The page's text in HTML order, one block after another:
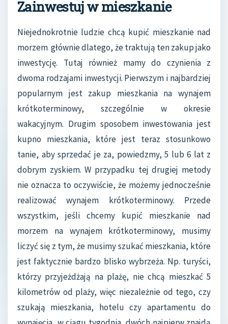
Zainwestuj w mieszkanie
Niejednokrotnie ludzie chcą kupić mieszkanie nad
morzem głównie dlatego, że traktują ten zakup jako
inwestycję. Tutaj również mamy do czynienia z
dwoma rodzajami inwestycji. Pierwszym i najbardziej
popularnym jest zakup mieszkania na wynajem
krótkoterminowy, szczególnie w okresie
wakacyjnym. Drugim sposobem inwestowania jest
kupno mieszkania, które jest teraz stosunkowo
tanie, aby sprzedać je za, powiedzmy, 5 lub 6 lat z
dobrym zyskiem. W przypadku tej drugiej metody
nie oznacza to oczywiście, że możemy jednocześnie
realizować wynajem krótkoterminowy. Przede
wszystkim, jeśli chcemy kupić mieszkanie nad
morzem na wynajem krótkoterminowy, musimy
liczyć się z tym, że musimy szukać mieszkania, które
jest faktycznie bardzo blisko wybrzeża. Np. turyści,
którzy przyjeżdżają na plażę, nie chcą mieszkać 5
kilometrów od plaży, więc niezależnie od tego, czy
szukają mieszkania, hotelu czy apartamentu do